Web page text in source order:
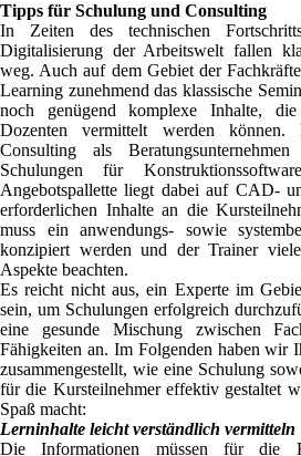
Tipps für Schulung und Consulting
In Zeiten des technischen
Digitalisierung der Arbeitswelt fallen
weg. Auch auf dem Gebiet der
Learning zunehmend das klassische
noch genügend komplexe Inhalte,
Dozenten vermittelt werden können.
Consulting als
Schulungen für
Angebotspallette liegt dabei auf CAD-
erforderlichen Inhalte an die
muss ein anwendungs- sowie
konzipiert werden und der Trainer
Aspekte beachten.
Es reicht nicht aus, ein Experte im
sein, um Schulungen erfolgreich
eine gesunde Mischung zwischen
Fähigkeiten an. Im Folgenden haben wir
zusammengestellt, wie eine Schulung
für die Kursteilnehmer effektiv gestaltet
Spaß macht:
Lerninhalte leicht verständlich vermitteln
Die Informationen müssen für die